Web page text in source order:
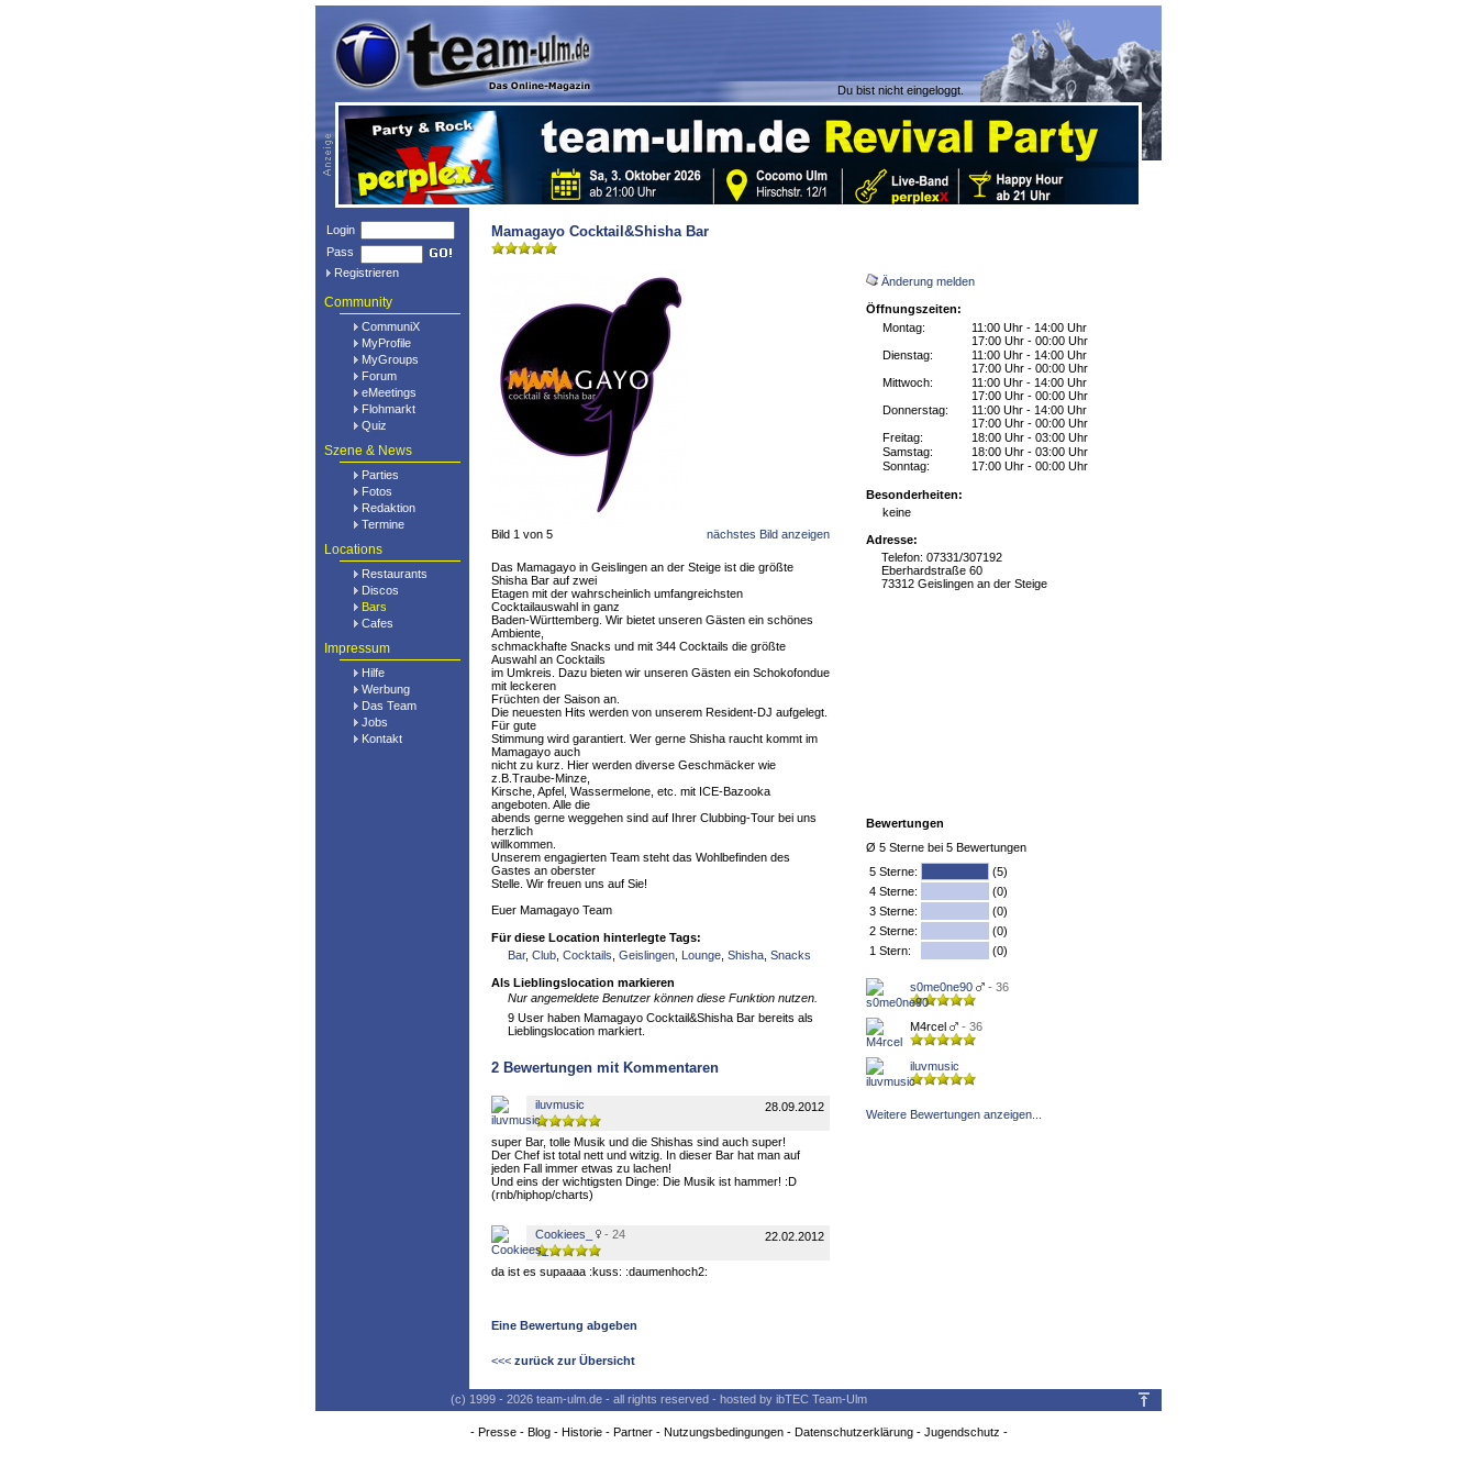
Du bist nicht eingeloggt.
Login
Pass
Registrieren
Community
CommuniX
MyProfile
MyGroups
Forum
eMeetings
Flohmarkt
Quiz
Szene & News
Parties
Fotos
Redaktion
Termine
Locations
Restaurants
Discos
Bars
Cafes
Impressum
Hilfe
Werbung
Das Team
Jobs
Kontakt
Mamagayo Cocktail&Shisha Bar
Änderung melden
Öffnungszeiten:
Montag:
11:00 Uhr - 14:00 Uhr
17:00 Uhr - 00:00 Uhr
Dienstag:
11:00 Uhr - 14:00 Uhr
17:00 Uhr - 00:00 Uhr
Mittwoch:
11:00 Uhr - 14:00 Uhr
17:00 Uhr - 00:00 Uhr
Donnerstag:
11:00 Uhr - 14:00 Uhr
17:00 Uhr - 00:00 Uhr
Freitag:
18:00 Uhr - 03:00 Uhr
Samstag:
18:00 Uhr - 03:00 Uhr
Sonntag:
17:00 Uhr - 00:00 Uhr
Besonderheiten:
keine
Adresse:
Telefon: 07331/307192
Eberhardstraße 60
73312 Geislingen an der Steige
Bewertungen
Ø 5 Sterne bei 5 Bewertungen
5 Sterne:
(5)
4 Sterne:
(0)
3 Sterne:
(0)
2 Sterne:
(0)
1 Stern:
(0)
s0me0ne90 - 36
M4rcel - 36
iluvmusic
Weitere Bewertungen anzeigen...
Bild 1 von 5 nächstes Bild anzeigen
Das Mamagayo in Geislingen an der Steige ist die größte
Shisha Bar auf zwei
Etagen mit der wahrscheinlich umfangreichsten
Cocktailauswahl in ganz
Baden-Württemberg. Wir bietet unseren Gästen ein schönes
Ambiente,
schmackhafte Snacks und mit 344 Cocktails die größte
Auswahl an Cocktails
im Umkreis. Dazu bieten wir unseren Gästen ein Schokofondue
mit leckeren
Früchten der Saison an.
Die neuesten Hits werden von unserem Resident-DJ aufgelegt.
Für gute
Stimmung wird garantiert. Wer gerne Shisha raucht kommt im
Mamagayo auch
nicht zu kurz. Hier werden diverse Geschmäcker wie
z.B.Traube-Minze,
Kirsche, Apfel, Wassermelone, etc. mit ICE-Bazooka
angeboten. Alle die
abends gerne weggehen sind auf Ihrer Clubbing-Tour bei uns
herzlich
willkommen.
Unserem engagierten Team steht das Wohlbefinden des
Gastes an oberster
Stelle. Wir freuen uns auf Sie!
Euer Mamagayo Team
Für diese Location hinterlegte Tags:
Bar, Club Cocktails Geislingen Lounge Shisha Snacks
Als Lieblingslocation markieren
Nur angemeldete Benutzer können diese Funktion nutzen.
9 User haben Mamagayo Cocktail&Shisha Bar bereits als
Lieblingslocation markiert.
2 Bewertungen mit Kommentaren
iluvmusic 28.09.2012
super Bar, tolle Musik und die Shishas sind auch super!
Der Chef ist total nett und witzig. In dieser Bar hat man auf
jeden Fall immer etwas zu lachen!
Und eins der wichtigsten Dinge: Die Musik ist hammer! :D
(rnb/hiphop/charts)
Cookiees_ - 24 22.02.2012
da ist es supaaaa :kuss: :daumenhoch2:
Eine Bewertung abgeben
<<< zurück zur Übersicht
(c) 1999 - 2026 team-ulm.de - all rights reserved - hosted by ibTEC Team-Ulm
- Presse- Blog- Historie- Partner- Nutzungsbedingungen- Datenschutzerklärung- Jugendschutz -